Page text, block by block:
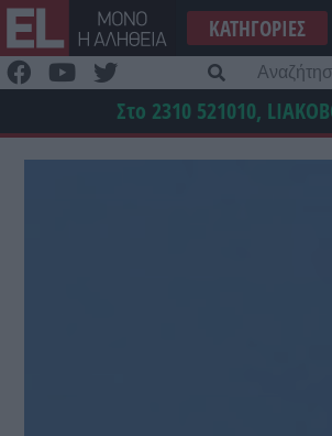
Μετάβαση
στο
περιεχόμενο
ΚΑΤΗΓΟΡΊΕΣ
Στο 2310 521010,